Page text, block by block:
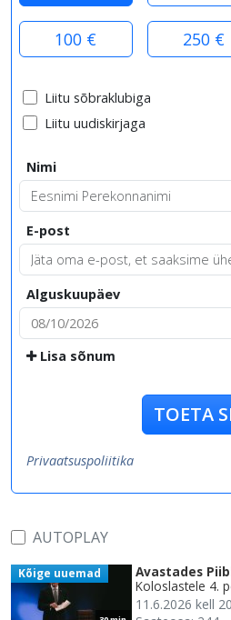
100 € 250 €
Liitu sõbraklubiga
Liitu uudiskirjaga
Nimi
E-post
Alguskuupäev
Lisa sõnum
TOETA
Privaatsuspoliitika
AUTOPLAY
Kõige uuemad Avastades
Koloslastele 4.
11.6.2026 kell